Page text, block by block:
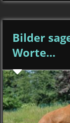
Bilder
Worte…